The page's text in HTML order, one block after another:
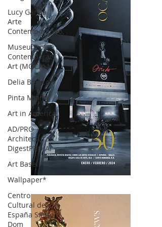
Lucy García |
Arte
Contemporáneo.
Museum of
Contemporary
Art (MOCA) N
Delia Blanco
Pinta Miami
Art in America
AD/PRO
Architectural
DigestPRO Ar
Art Basel
Wallpaper*
Centro
Cultural de
España Santo
Dom
OCA|News 30 /Enero-Febrero / 2024